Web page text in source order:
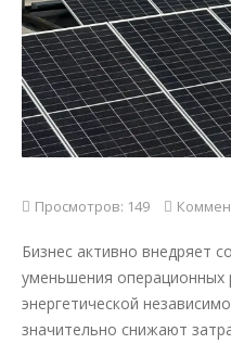
Просмотров: 149
Бизнес активно внедряет
уменьшения операционных
энергетической
значительно снижают